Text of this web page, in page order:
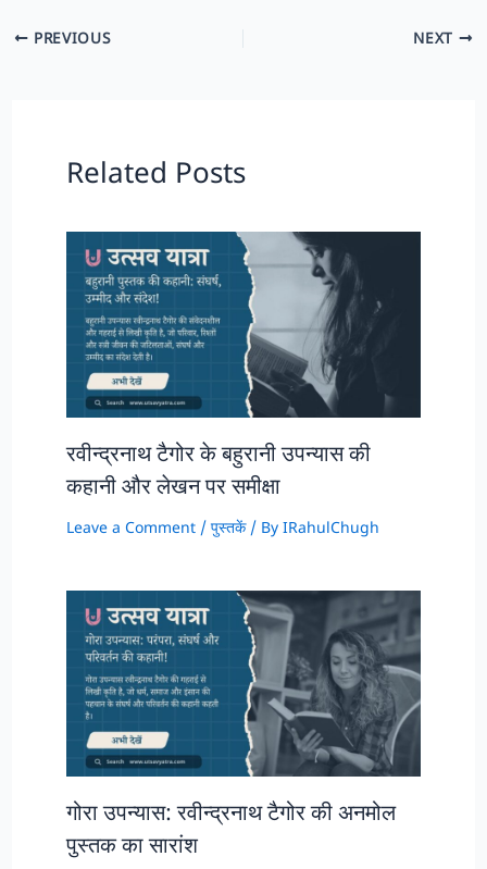
PREVIOUS NEXT
Related Posts
रवीन्द्रनाथ टैगोर के बहुरानी उपन्यास की
कहानी और लेखन पर समीक्षा
Leave a Comment / पुस्‍तकें/ By IRahulChugh
गोरा उपन्यास: रवीन्द्रनाथ टैगोर की अनमोल
पुस्तक का सारांश